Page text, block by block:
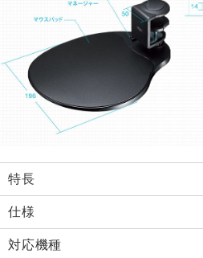
特長
仕様
対応機種